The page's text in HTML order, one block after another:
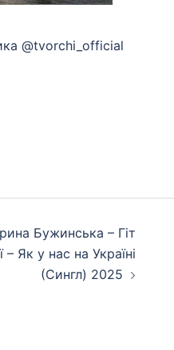
@tvorchi_official
Бужинська – Гіт
– Як у нас на Україні
(Сингл) 2025